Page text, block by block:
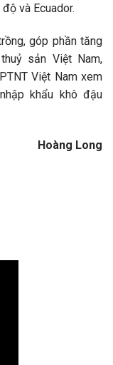
và Ecuador.
góp phần tăng
sản Việt Nam,
Việt Nam xem
khẩu khô đậu
Hoàng Long